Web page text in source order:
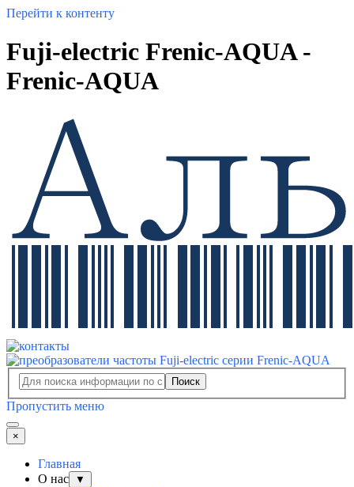
Перейти к контенту
Fuji-electric Frenic-AQUA -
Frenic-AQUA
Поиск
Пропустить меню
×
Главная
О нас
▼